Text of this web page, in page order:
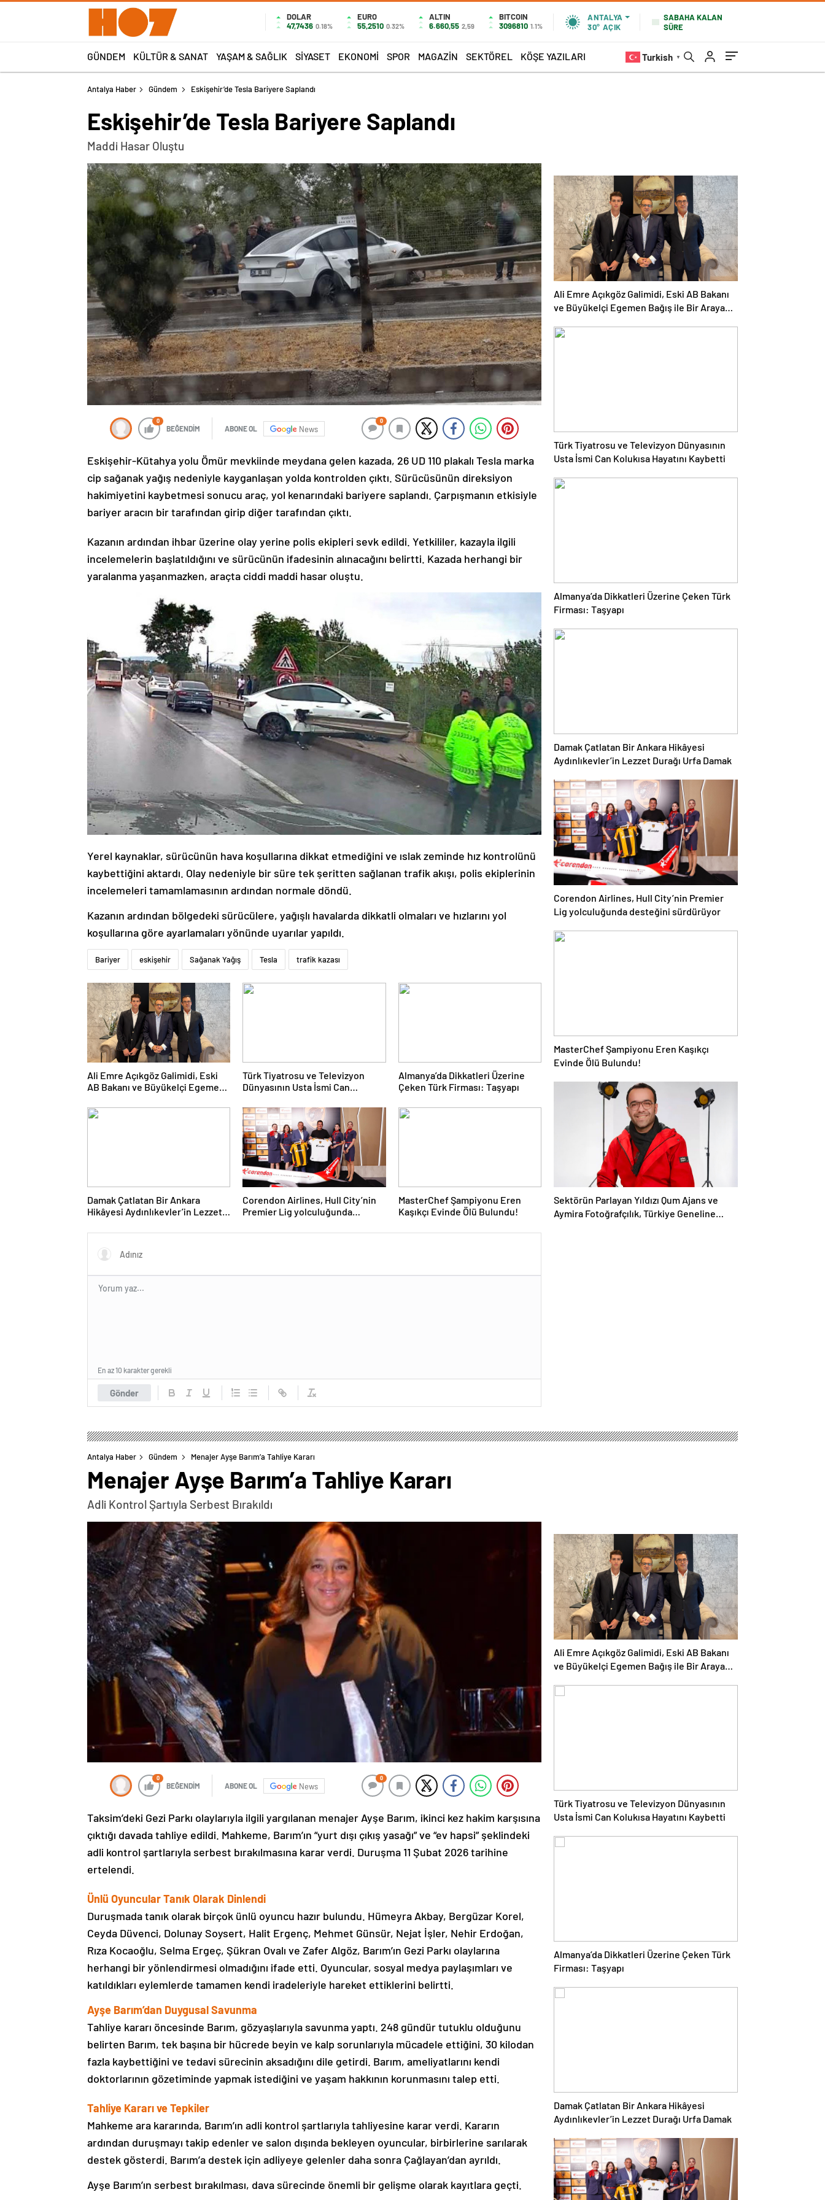
DOLAR
47,7436 0.18%
EURO
55,2510 0.32%
ALTIN
6.660,55 2,59
BITCOIN
3096810 1.1%
ANTALYA
30° AÇIK
SABAHA KALAN
SÜRE
GÜNDEM KÜLTÜR & SANAT YAŞAM & SAĞLIK SIYASET EKONOMI SPOR MAGAZIN SEKTÖREL KÖŞE YAZILARI Turkish ▼
Antalya Haber Gündem Eskişehir’de Tesla Bariyere Saplandı
Eskişehir’de Tesla Bariyere Saplandı
Maddi Hasar Oluştu
0
BEĞENDİM ABONE OL News
0
Eskişehir-Kütahya yolu Ömür mevkiinde meydana gelen kazada, 26 UD 110 plakalı Tesla marka
cip sağanak yağış nedeniyle kayganlaşan yolda kontrolden çıktı. Sürücüsünün direksiyon
hakimiyetini kaybetmesi sonucu araç, yol kenarındaki bariyere saplandı. Çarpışmanın etkisiyle
bariyer aracın bir tarafından girip diğer tarafından çıktı.
Kazanın ardından ihbar üzerine olay yerine polis ekipleri sevk edildi. Yetkililer, kazayla ilgili
incelemelerin başlatıldığını ve sürücünün ifadesinin alınacağını belirtti. Kazada herhangi bir
yaralanma yaşanmazken, araçta ciddi maddi hasar oluştu.
Yerel kaynaklar, sürücünün hava koşullarına dikkat etmediğini ve ıslak zeminde hız kontrolünü
kaybettiğini aktardı. Olay nedeniyle bir süre tek şeritten sağlanan trafik akışı, polis ekiplerinin
incelemeleri tamamlamasının ardından normale döndü.
Kazanın ardından bölgedeki sürücülere, yağışlı havalarda dikkatli olmaları ve hızlarını yol
koşullarına göre ayarlamaları yönünde uyarılar yapıldı.
Bariyer eskişehir Sağanak Yağış Tesla trafik kazası
Ali Emre Açıkgöz Galimidi, Eski
AB Bakanı ve Büyükelçi Egemen
Türk Tiyatrosu ve Televizyon
Dünyasının Usta İsmi Can
Almanya’da Dikkatleri Üzerine
Çeken Türk Firması: Taşyapı
Damak Çatlatan Bir Ankara
Hikâyesi Aydınlıkevler’in Lezzet
Corendon Airlines, Hull City’nin
Premier Lig yolculuğunda
MasterChef Şampiyonu Eren
Kaşıkçı Evinde Ölü Bulundu!
Gönder
En az 10 karakter gerekli
Ali Emre Açıkgöz Galimidi, Eski AB Bakanı
ve Büyükelçi Egemen Bağış ile Bir Araya
Türk Tiyatrosu ve Televizyon Dünyasının
Usta İsmi Can Kolukısa Hayatını Kaybetti
Almanya’da Dikkatleri Üzerine Çeken Türk
Firması: Taşyapı
Damak Çatlatan Bir Ankara Hikâyesi
Aydınlıkevler’in Lezzet Durağı Urfa Damak
Corendon Airlines, Hull City’nin Premier
Lig yolculuğunda desteğini sürdürüyor
MasterChef Şampiyonu Eren Kaşıkçı
Evinde Ölü Bulundu!
Sektörün Parlayan Yıldızı Qum Ajans ve
Aymira Fotoğrafçılık, Türkiye Geneline
Antalya Haber Gündem Menajer Ayşe Barım’a Tahliye Kararı
Menajer Ayşe Barım’a Tahliye Kararı
Adli Kontrol Şartıyla Serbest Bırakıldı
0
BEĞENDİM ABONE OL News
0
Taksim’deki Gezi Parkı olaylarıyla ilgili yargılanan menajer Ayşe Barım, ikinci kez hakim karşısına
çıktığı davada tahliye edildi. Mahkeme, Barım’ın “yurt dışı çıkış yasağı” ve “ev hapsi” şeklindeki
adli kontrol şartlarıyla serbest bırakılmasına karar verdi. Duruşma 11 Şubat 2026 tarihine
ertelendi.
Ünlü Oyuncular Tanık Olarak Dinlendi
Duruşmada tanık olarak birçok ünlü oyuncu hazır bulundu. Hümeyra Akbay, Bergüzar Korel,
Ceyda Düvenci, Dolunay Soysert, Halit Ergenç, Mehmet Günsür, Nejat İşler, Nehir Erdoğan,
Rıza Kocaoğlu, Selma Ergeç, Şükran Ovalı ve Zafer Algöz, Barım’ın Gezi Parkı olaylarına
herhangi bir yönlendirmesi olmadığını ifade etti. Oyuncular, sosyal medya paylaşımları ve
katıldıkları eylemlerde tamamen kendi iradeleriyle hareket ettiklerini belirtti.
Ayşe Barım’dan Duygusal Savunma
Tahliye kararı öncesinde Barım, gözyaşlarıyla savunma yaptı. 248 gündür tutuklu olduğunu
belirten Barım, tek başına bir hücrede beyin ve kalp sorunlarıyla mücadele ettiğini, 30 kilodan
fazla kaybettiğini ve tedavi sürecinin aksadığını dile getirdi. Barım, ameliyatlarını kendi
doktorlarının gözetiminde yapmak istediğini ve yaşam hakkının korunmasını talep etti.
Tahliye Kararı ve Tepkiler
Mahkeme ara kararında, Barım’ın adli kontrol şartlarıyla tahliyesine karar verdi. Kararın
ardından duruşmayı takip edenler ve salon dışında bekleyen oyuncular, birbirlerine sarılarak
destek gösterdi. Barım’a destek için adliyeye gelenler daha sonra Çağlayan’dan ayrıldı.
Ayşe Barım’ın serbest bırakılması, dava sürecinde önemli bir gelişme olarak kayıtlara geçti.
Ali Emre Açıkgöz Galimidi, Eski AB Bakanı
ve Büyükelçi Egemen Bağış ile Bir Araya
Türk Tiyatrosu ve Televizyon Dünyasının
Usta İsmi Can Kolukısa Hayatını Kaybetti
Almanya’da Dikkatleri Üzerine Çeken Türk
Firması: Taşyapı
Damak Çatlatan Bir Ankara Hikâyesi
Aydınlıkevler’in Lezzet Durağı Urfa Damak